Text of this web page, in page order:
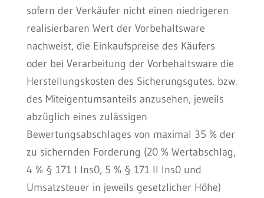
sofern der Verkäufer nicht einen niedrigeren
realisierbaren Wert der Vorbehaltsware
nachweist, die Einkaufspreise des Käufers
oder bei Verarbeitung der Vorbehaltsware die
Herstellungskosten des Sicherungsgutes. bzw.
des Miteigentumsanteils anzusehen, jeweils
abzüglich eines zulässigen
Bewertungsabschlages von maximal 35 % der
zu sichernden Forderung (20 % Wertabschlag,
4 % § 171 I Ins0, 5 % § 171 II Ins0 und
Umsatzsteuer in jeweils gesetzlicher Höhe)